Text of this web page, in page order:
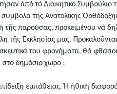
ἀπό τό Διοικητικό Συμβούλιο
τῆς Ἀνατολικῆς
τῆς παρούσας, προκειμένου νά
τῆς Ἐκκλησίας μας.
του φρονήματα, θά
στό δημόσιο χῶρο ;
ἐμπάθειας. Ἡ ἠθική